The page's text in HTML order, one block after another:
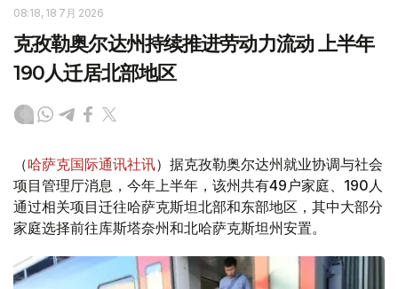
08:18, 18 7月 2026
克孜勒奥尔达州持续推进劳动力流动 上半年
190人迁居北部地区
（哈萨克国际通讯社讯）据克孜勒奥尔达州就业协调与社会
项目管理厅消息，今年上半年，该州共有49户家庭、190人
通过相关项目迁往哈萨克斯坦北部和东部地区，其中大部分
家庭选择前往库斯塔奈州和北哈萨克斯坦州安置。